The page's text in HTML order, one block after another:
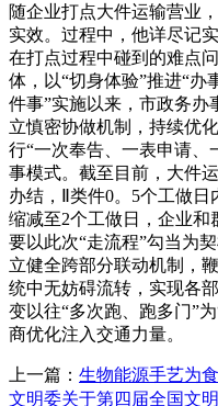
随企业打点大件运输营业
实效。过程中，他详尽记
在打点过程中碰到的难点
体，以“切身体验”推进“办
件事”实施以来，市政务
立慎密协做机制，持续优
行“一次奉告、一表申请、
事模式。截至目前，大件
办结，Ⅱ类件0。5个工做
缩减至2个工做日，企业和
要以此次“走流程”勾当为
立健全跨部分联动机制，
统中无妨碍流转，实现各
变以往“多次跑、跑多门”
商优化注入交通力量。
上一篇： 生物能源手艺为
文明委关于第四届全国文